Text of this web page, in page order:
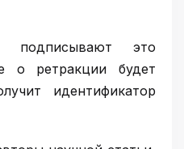
подписывают это
о ретракции будет
идентификатор